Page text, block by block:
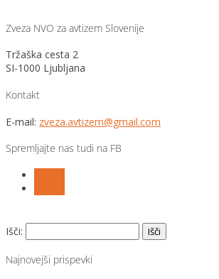
Zveza NVO za avtizem Slovenije
Tržaška cesta 2
SI-1000 Ljubljana
Kontakt
E-mail: zveza.avtizem@gmail.com
Spremljajte nas tudi na FB
Išči:
Najnovejši prispevki